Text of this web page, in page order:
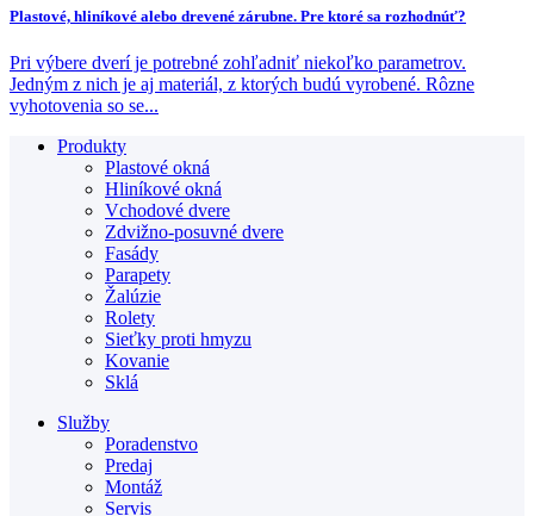
Plastové, hliníkové alebo drevené zárubne. Pre ktoré sa rozhodnúť?
Pri výbere dverí je potrebné zohľadniť niekoľko parametrov.
Jedným z nich je aj materiál, z ktorých budú vyrobené. Rôzne
vyhotovenia so se...
Produkty
Plastové okná
Hliníkové okná
Vchodové dvere
Zdvižno-posuvné dvere
Fasády
Parapety
Žalúzie
Rolety
Sieťky proti hmyzu
Kovanie
Sklá
Služby
Poradenstvo
Predaj
Montáž
Servis